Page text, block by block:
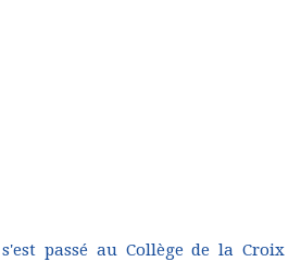
passé au Collège de la Croix